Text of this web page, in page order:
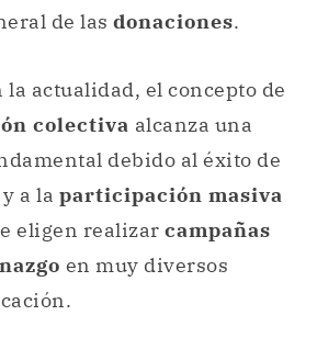
de las donaciones.
la actualidad, el concepto de
colectiva alcanza una
debido al éxito de
a la participación masiva
eligen realizar campañas
en muy diversos